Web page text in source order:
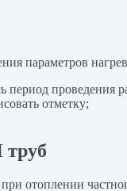
параметров
проведения
отметку;
отоплении